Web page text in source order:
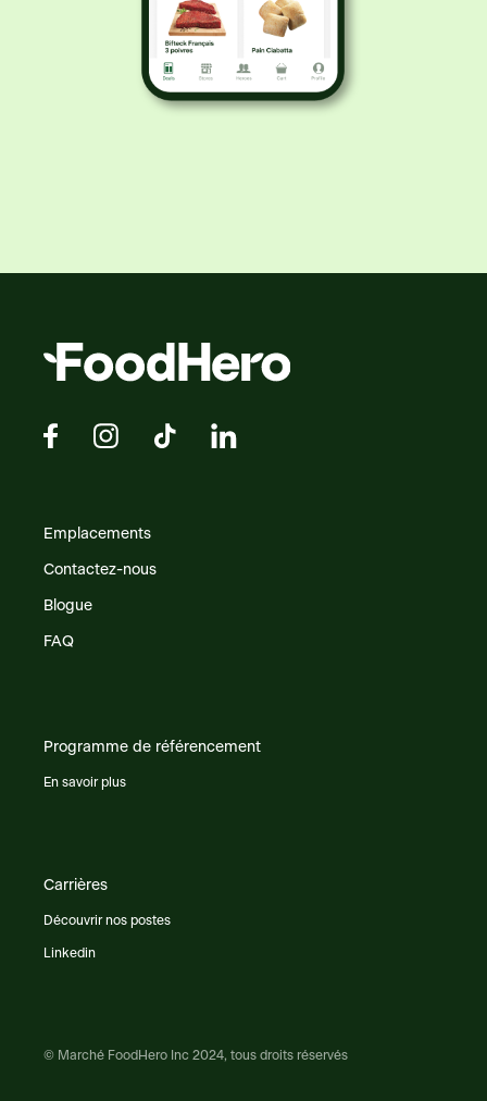
Emplacements
Contactez-nous
Blogue
FAQ
Programme de référencement
En savoir plus
Carrières
Découvrir nos postes
Linkedin
© Marché FoodHero Inc 2024, tous droits réservés